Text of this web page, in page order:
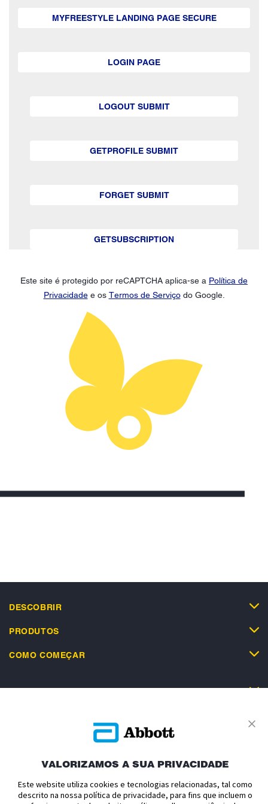
MYFREESTYLE LANDING PAGE SECURE
LOGIN PAGE
LOGOUT SUBMIT
GETPROFILE SUBMIT
FORGET SUBMIT
GETSUBSCRIPTION
Este site é protegido por reCAPTCHA aplica-se a Política de
Privacidadee os Termos de Serviçodo Google.
DESCOBRIR
PRODUTOS
COMO COMEÇAR
SUPORTE
Termos e Condições de Venda
Politica de cookies
VALORIZAMOS A SUA PRIVACIDADE
Este website utiliza cookies e tecnologias relacionadas, tal como
descrito na nossa política de privacidade, para fins que incluem o